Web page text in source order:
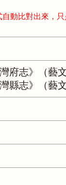
動比對出來，
府志》（藝
縣志》（藝